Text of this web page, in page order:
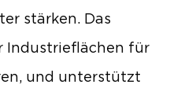
stärken. Das
Industrieflächen für
und unterstützt